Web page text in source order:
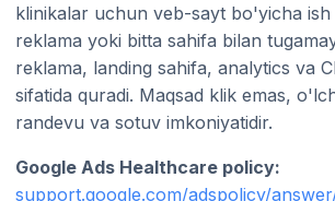
klinikalar uchun veb-sayt bo'yicha ish
reklama yoki bitta sahifa bilan
reklama, landing sahifa, analytics va
sifatida quradi. Maqsad klik emas,
randevu va sotuv imkoniyatidir.
Google Ads Healthcare policy:
support.google.com/adspolicy/